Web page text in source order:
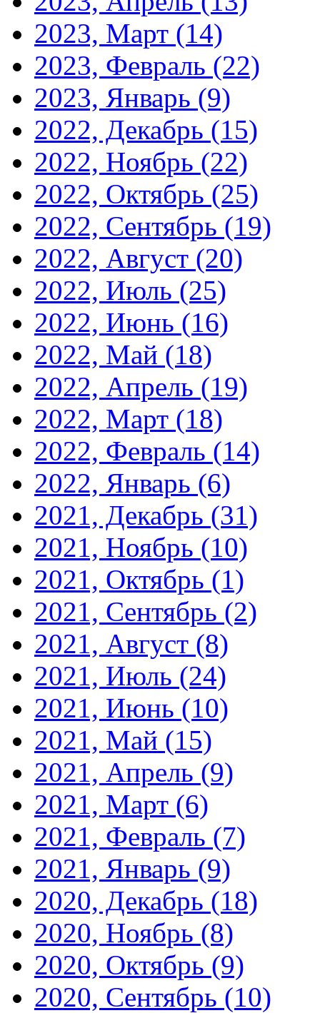
2023, Март (14)
2023, Февраль (22)
2023, Январь (9)
2022, Декабрь (15)
2022, Ноябрь (22)
2022, Октябрь (25)
2022, Сентябрь (19)
2022, Август (20)
2022, Июль (25)
2022, Июнь (16)
2022, Май (18)
2022, Апрель (19)
2022, Март (18)
2022, Февраль (14)
2022, Январь (6)
2021, Декабрь (31)
2021, Ноябрь (10)
2021, Октябрь (1)
2021, Сентябрь (2)
2021, Август (8)
2021, Июль (24)
2021, Июнь (10)
2021, Май (15)
2021, Апрель (9)
2021, Март (6)
2021, Февраль (7)
2021, Январь (9)
2020, Декабрь (18)
2020, Ноябрь (8)
2020, Октябрь (9)
2020, Сентябрь (10)